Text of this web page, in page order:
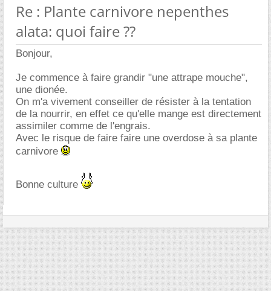
Re : Plante carnivore nepenthes
alata: quoi faire ??
Bonjour,
Je commence à faire grandir "une attrape mouche",
une dionée.
On m'a vivement conseiller de résister à la tentation
de la nourrir, en effet ce qu'elle mange est directement
assimiler comme de l'engrais.
Avec le risque de faire faire une overdose à sa plante
carnivore
Bonne culture